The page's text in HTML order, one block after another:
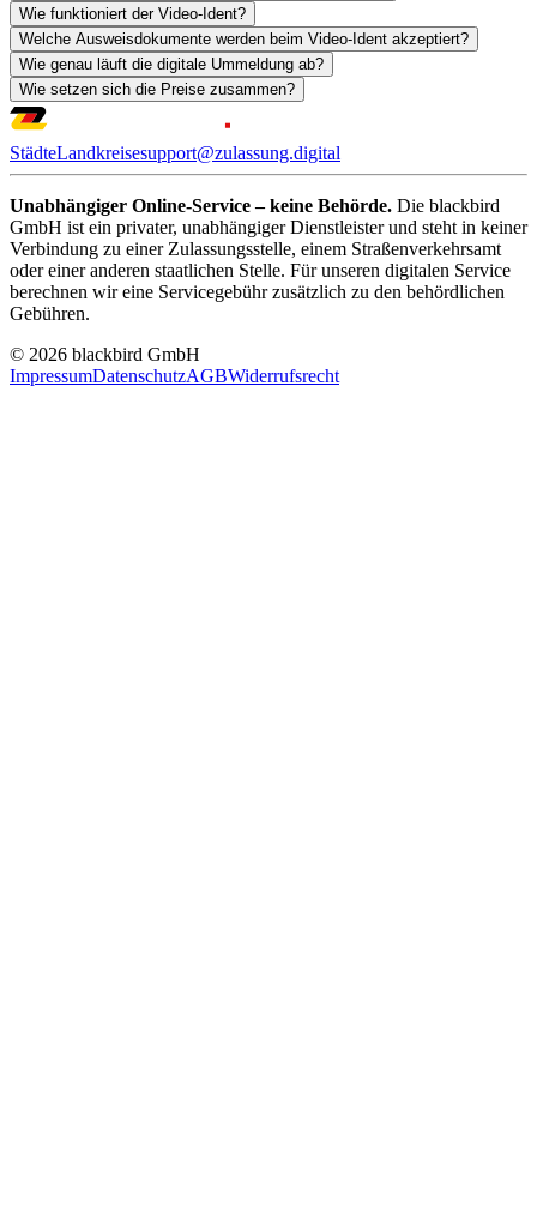
Wie funktioniert der Video-Ident?
Welche Ausweisdokumente werden beim Video-Ident akzeptiert?
Wie genau läuft die digitale Ummeldung ab?
Wie setzen sich die Preise zusammen?
StädteLandkreisesupport@zulassung.digital
Unabhängiger Online-Service – keine Behörde. Die blackbird
GmbH ist ein privater, unabhängiger Dienstleister und steht in keiner
Verbindung zu einer Zulassungsstelle, einem Straßenverkehrsamt
oder einer anderen staatlichen Stelle. Für unseren digitalen Service
berechnen wir eine Servicegebühr zusätzlich zu den behördlichen
Gebühren.
© 2026 blackbird GmbH
ImpressumDatenschutzAGBWiderrufsrecht